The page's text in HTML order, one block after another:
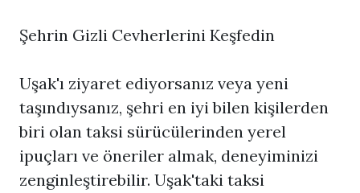
Şehrin Gizli Cevherlerini Keşfedin
Uşak'ı ziyaret ediyorsanız veya yeni
taşındıysanız, şehri en iyi bilen kişilerden
biri olan taksi sürücülerinden yerel
ipuçları ve öneriler almak, deneyiminizi
zenginleştirebilir. Uşak'taki taksi